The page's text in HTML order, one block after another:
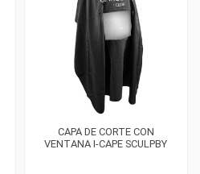
CAPA DE CORTE CON
VENTANA I-CAPE SCULPBY